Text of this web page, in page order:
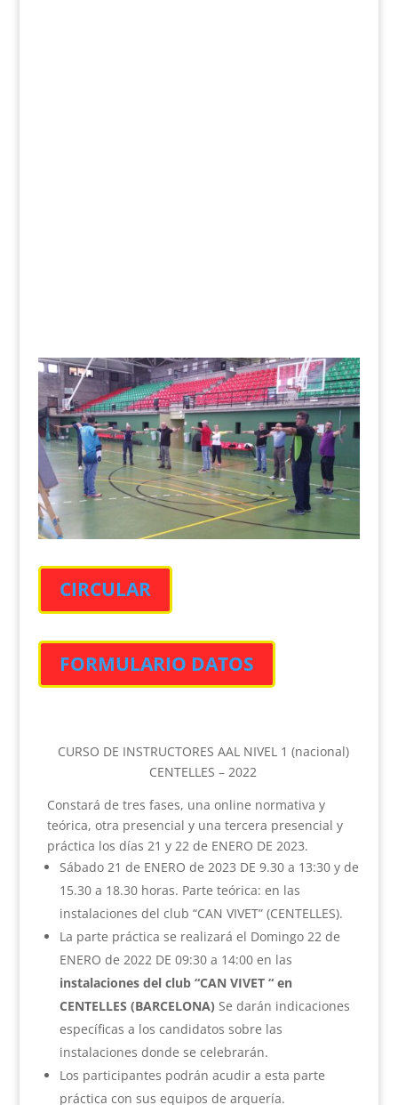
CIRCULAR
FORMULARIO DATOS
CURSO DE INSTRUCTORES AAL NIVEL 1 (nacional)
CENTELLES – 2022
Constará de tres fases, una online normativa y
teórica, otra presencial y una tercera presencial y
práctica los días 21 y 22 de ENERO DE 2023.
Sábado 21 de ENERO de 2023 DE 9.30 a 13:30 y de
15.30 a 18.30 horas. Parte teórica: en las
instalaciones del club “CAN VIVET” (CENTELLES).
La parte práctica se realizará el Domingo 22 de
ENERO de 2022 DE 09:30 a 14:00 en las
instalaciones del club “CAN VIVET “ en
CENTELLES (BARCELONA) Se darán indicaciones
específicas a los candidatos sobre las
instalaciones donde se celebrarán.
Los participantes podrán acudir a esta parte
práctica con sus equipos de arquería.